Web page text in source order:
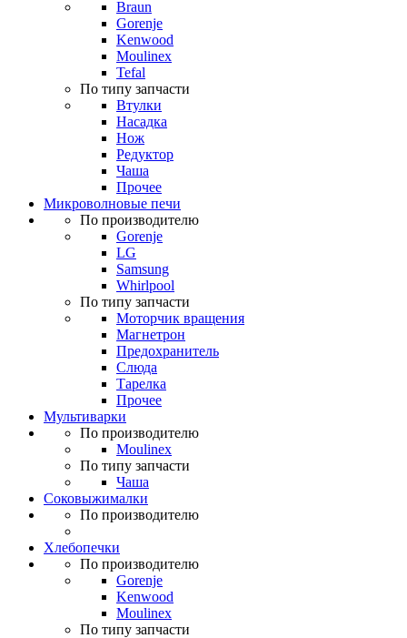
Braun
Gorenje
Kenwood
Moulinex
Tefal
По типу запчасти
Втулки
Насадка
Нож
Редуктор
Чаша
Прочее
Микроволновые печи
По производителю
Gorenje
LG
Samsung
Whirlpool
По типу запчасти
Моторчик вращения
Магнетрон
Предохранитель
Слюда
Тарелка
Прочее
Мультиварки
По производителю
Moulinex
По типу запчасти
Чаша
Соковыжималки
По производителю
Хлебопечки
По производителю
Gorenje
Kenwood
Moulinex
По типу запчасти